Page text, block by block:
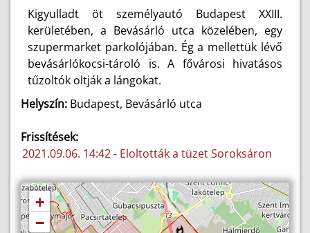
Kigyulladt öt személyautó Budapest XXIII.
kerületében, a Bevásárló utca közelében, egy
szupermarket parkolójában. Ég a mellettük lévő
bevásárlókocsi-tároló is. A fővárosi hivatásos
tűzoltók oltják a lángokat.
Helyszín: Budapest, Bevásárló utca
Frissítések:
2021.09.06. 14:42 - Eloltották a tüzet Soroksáron
+
−